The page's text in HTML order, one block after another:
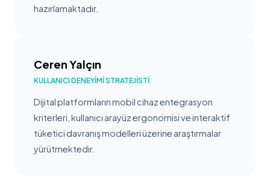
hazırlamaktadır.
Ceren Yalçın
KULLANICI DENEYIMI STRATEJISTI
Dijital platformların mobil cihaz entegrasyon
kriterleri, kullanıcı arayüz ergonomisi ve interaktif
tüketici davranış modelleri üzerine araştırmalar
yürütmektedir.